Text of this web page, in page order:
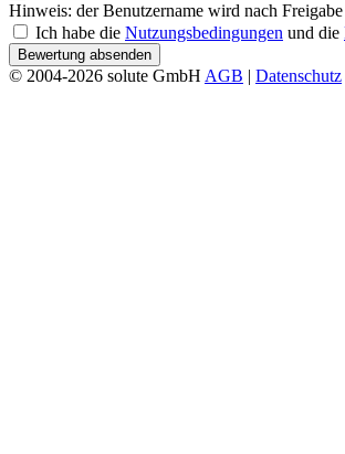
Hinweis: der Benutzername wird nach
Ich habe die Nutzungsbedingungen und die
Bewertung absenden
© 2004-2026 solute GmbH AGB | Datenschutz